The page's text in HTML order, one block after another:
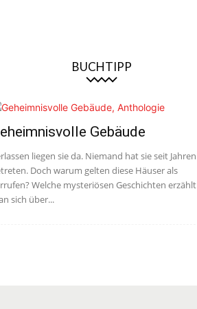
BUCHTIPP
Gebäude
liegen sie da. Niemand hat sie seit Jahren
Doch warum gelten diese Häuser als
Welche mysteriösen Geschichten erzählt
sich über...